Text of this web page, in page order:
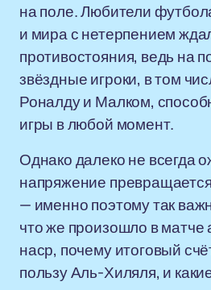
на поле. Любители
и мира с нетерпением
противостояния, ведь на
звёздные игроки, в том
Роналду и Малком,
игры в любой момент.
Однако далеко не всегда
напряжение
— именно поэтому так
что же произошло в матче
наср, почему итоговый
пользу Аль-Хиляля, и